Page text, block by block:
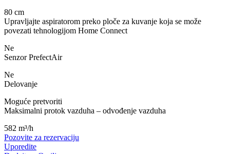
80 cm
Upravljajte aspiratorom preko ploče za kuvanje koja se može
povezati tehnologijom Home Connect
Ne
Senzor PrefectAir
Ne
Delovanje
Moguće pretvoriti
Maksimalni protok vazduha – odvođenje vazduha
582 m³/h
Pozovite za rezervaciju
Uporedite